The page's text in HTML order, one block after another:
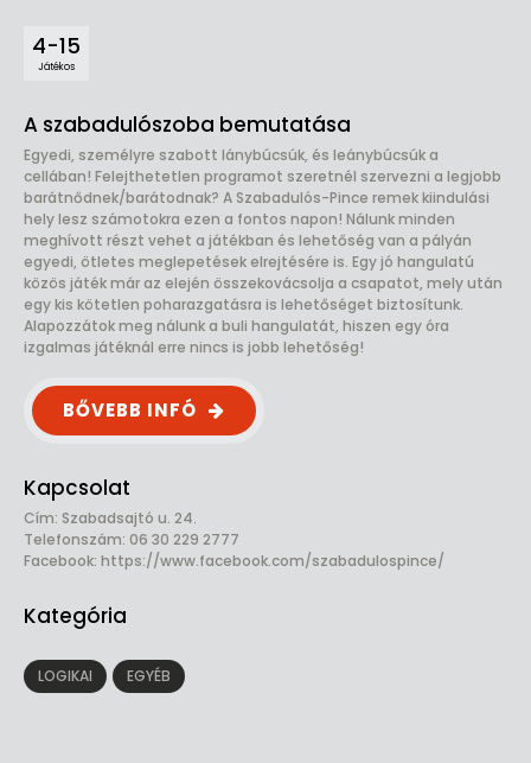
4-15
Játékos
A szabadulószoba bemutatása
Egyedi, személyre szabott lánybúcsúk, és leánybúcsúk a
cellában! Felejthetetlen programot szeretnél szervezni a legjobb
barátnődnek/barátodnak? A Szabadulós-Pince remek kiindulási
hely lesz számotokra ezen a fontos napon! Nálunk minden
meghívott részt vehet a játékban és lehetőség van a pályán
egyedi, ötletes meglepetések elrejtésére is. Egy jó hangulatú
közös játék már az elején összekovácsolja a csapatot, mely után
egy kis kötetlen poharazgatásra is lehetőséget biztosítunk.
Alapozzátok meg nálunk a buli hangulatát, hiszen egy óra
izgalmas játéknál erre nincs is jobb lehetőség!
BŐVEBB INFÓ
Kapcsolat
Cím: Szabadsajtó u. 24.
Telefonszám: 06 30 229 2777
Facebook: https://www.facebook.com/szabadulospince/
Kategória
LOGIKAI EGYÉB